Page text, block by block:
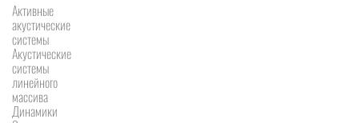
Активные
акустические
системы
Акустические
системы
линейного
массива
Динамики